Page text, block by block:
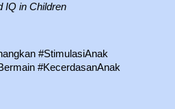
IQ in Children
#StimulasiAnak
#KecerdasanAnak